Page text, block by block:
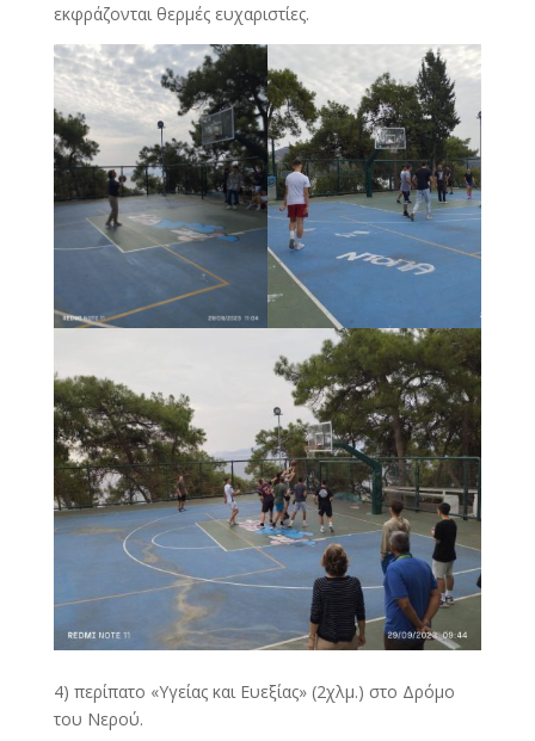
εκφράζονται θερμές ευχαριστίες.
4) περίπατο «Υγείας και Ευεξίας» (2χλμ.) στο Δρόμο
του Νερού.